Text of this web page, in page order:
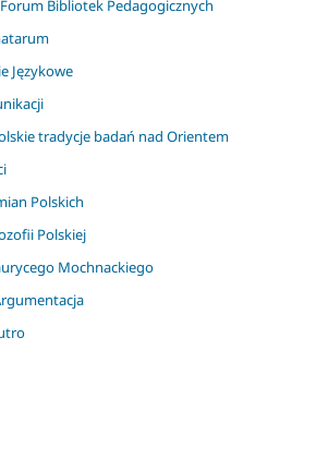
Bibliotek Pedagogicznych
Językowe
tradycje badań nad Orientem
Polskich
Polskiej
Mochnackiego